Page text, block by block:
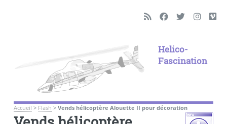
Helico-
Fascination
Accueil > Flash > Vends hélicoptère Alouette II pour décoration